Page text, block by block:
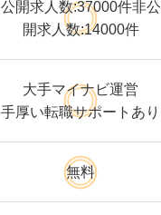
公開求人数:37000件非公
開求人数:14000件
大手マイナビ運営
手厚い転職サポートあり
無料